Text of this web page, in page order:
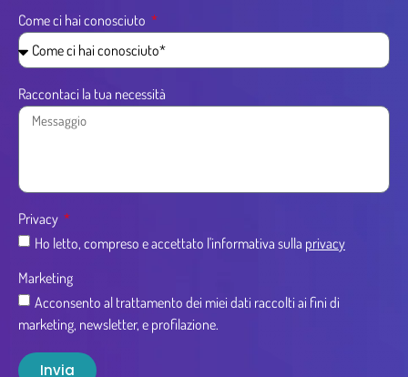
Come ci hai conosciuto
Raccontaci la tua necessità
Privacy
Ho letto, compreso e accettato l'informativa sulla privacy
Marketing
Acconsento al trattamento dei miei dati raccolti ai fini di
marketing, newsletter, e profilazione.
Invia